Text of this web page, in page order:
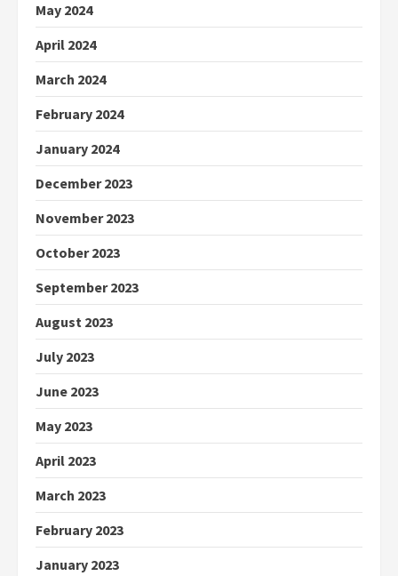
May 2024
April 2024
March 2024
February 2024
January 2024
December 2023
November 2023
October 2023
September 2023
August 2023
July 2023
June 2023
May 2023
April 2023
March 2023
February 2023
January 2023